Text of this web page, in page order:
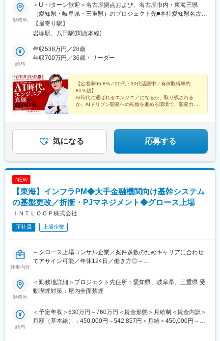
当者が3名常駐しておりますので、技術的な部分を含め何かあれば
すぐに相談できる環境です。
■当社について：
当社は、IT・機械・電気電子分野の技術者派遣、受託開発、最先
端のXR（VR／AR／MR）・AI開発などを手がける総合エンジニ
アリング企業です。
づくりからシステム開発、AI・XR分野まで幅広く対応していま
す。
常に最新技術を取り入れ、エンジニア一人ひとりのキャリアアッ
プと活躍の場を提供しています。
◎年間休日125日
◎有給消化率81.03％以上
◎資格取得金・資格取得奨励金・扶養家族の健康診断費用負担や
婦人科検診毎年無料など、福利厚生充実（※2年連続健康経営優良
法人2024（大企業法人部門）に認定されています。
には4名常駐しており、エスユーエス社員の中でもベテランエンジ
ニアが常駐しておりますので、将来的なキャリアだけでなく、技
術面等の悩みも含め常に相談できる環境です。
勤務地
＜U・Iターン歓迎＞名古屋拠点および、名古屋市内・東海三県
（愛知県・岐阜県・三重県）のプロジェクト先■本社愛知県名古屋
市中村区岩塚本通二丁目12番└名古屋市営地下鉄東山線「岩塚
駅」より徒歩5分■第1開発センター愛知県名古屋市中村区岩塚町
開発センター愛知県名古屋市中村区並木一丁目212番└名古屋市営
地下鉄東山線「八田駅」より徒歩10分└名古屋市営地下鉄東山線
する新自社ビルを2棟建設★ 広々とした新オフィスを次々に整
備。働きやすい環境でしっかりと社員をサポートします。※各拠点
の受動喫煙防止対策：敷地内禁煙
【最寄り駅】
岩塚駅、八田駅(関西本線)
給与
年収538万円／28歳
年収700万円／36歳・リーダー
【定着率96.8%／20代・30代活躍中／有休取得率約
80％超】
AI時代に選ばれるエンジニアになるか、取り残される
か。AIドリブン開発への転換を進める環境で、開発力も
気になる 応募する
NEW
【東海】インフラPM◆大手金融機関向け基幹システム
の基盤更改／折衝・PJマネジメント◆グロース上場
ＩＮＴＬＯＯＰ株式会社
正社員 上場企業
仕事内容
～グロース上場コンサル企業／案件多数のためキャリアに合わせ
てアサイン可能／年休124日／働き方◎～
■職務概要：
インフラ更改プロジェクトのプロジェクトマネジャーとして、大
手金融企業の基幹システムを支えるインフラ環境の最適化を推進
PMとして、上流工程の設計からプロジェクト管理、ステークホル
ダーとの調整までを担当し、大規模プロジェクトのマネジメント
勤務地
＜勤務地詳細＞プロジェクト先住所：愛知県、岐阜県、三重県 受
動喫煙対策：屋内全面禁煙
給与
＜予定年収＞630万円～760万円＜賃金形態＞月給制＜賃金内訳＞
月額（基本給）：450,000円～542,857円＜月給＞450,000円～